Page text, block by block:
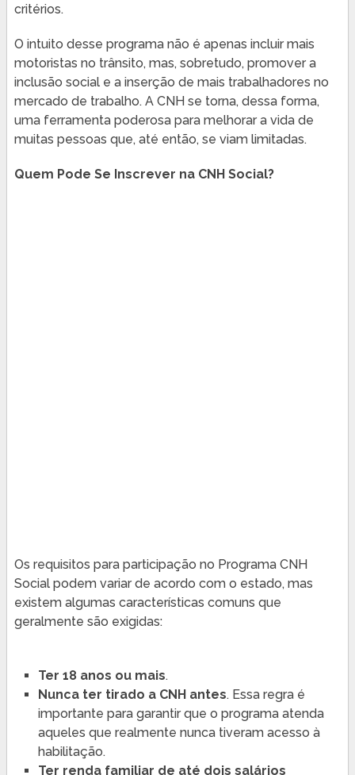
critérios.
O intuito desse programa não é apenas incluir mais
motoristas no trânsito, mas, sobretudo, promover a
inclusão social e a inserção de mais trabalhadores no
mercado de trabalho. A CNH se torna, dessa forma,
uma ferramenta poderosa para melhorar a vida de
muitas pessoas que, até então, se viam limitadas.
Quem Pode Se Inscrever na CNH Social?
Os requisitos para participação no Programa CNH
Social podem variar de acordo com o estado, mas
existem algumas características comuns que
geralmente são exigidas:
Ter 18 anos ou mais.
Nunca ter tirado a CNH antes. Essa regra é
importante para garantir que o programa atenda
aqueles que realmente nunca tiveram acesso à
habilitação.
Ter renda familiar de até dois salários